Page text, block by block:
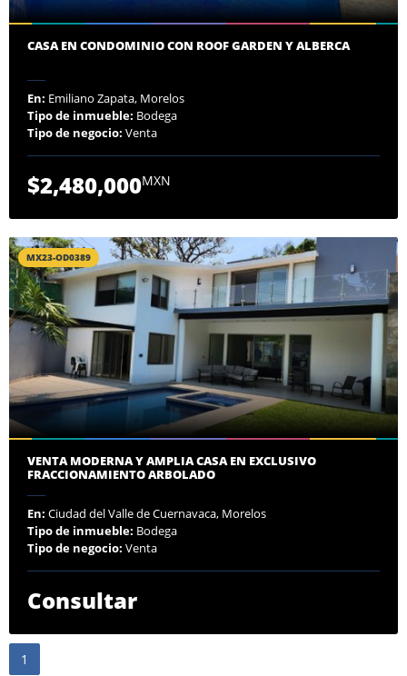
CASA EN CONDOMINIO CON ROOF GARDEN Y ALBERCA
En: Emiliano Zapata, Morelos
Tipo de inmueble: Bodega
Tipo de negocio: Venta
$2,480,000MXN
MX23-OD0389
VENTA MODERNA Y AMPLIA CASA EN EXCLUSIVO
FRACCIONAMIENTO ARBOLADO
En: Ciudad del Valle de Cuernavaca, Morelos
Tipo de inmueble: Bodega
Tipo de negocio: Venta
Consultar
1